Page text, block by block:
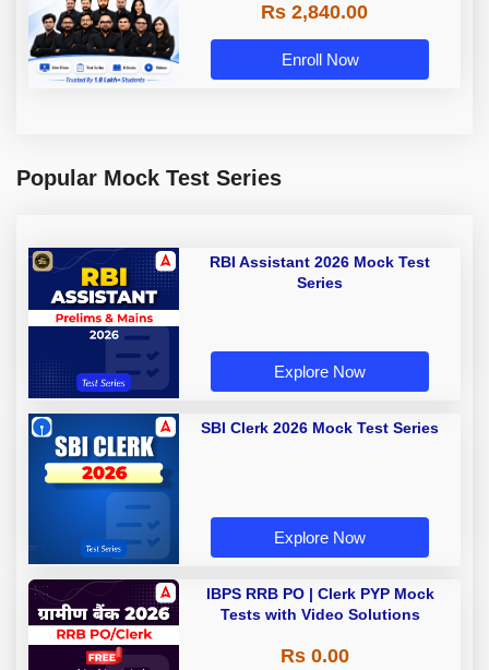
Rs 2,840.00
Enroll Now
Popular Mock Test Series
RBI Assistant 2026 Mock Test
Series
Explore Now
SBI Clerk 2026 Mock Test Series
Explore Now
IBPS RRB PO | Clerk PYP Mock
Tests with Video Solutions
Rs 0.00